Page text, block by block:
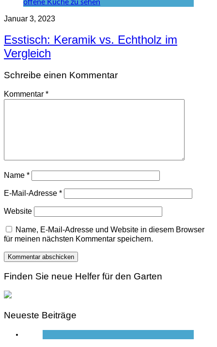
Januar 3, 2023
Esstisch: Keramik vs. Echtholz im
Vergleich
Schreibe einen Kommentar
Kommentar *
Name *
E-Mail-Adresse *
Website
Name, E-Mail-Adresse und Website in diesem Browser
für meinen nächsten Kommentar speichern.
Finden Sie neue Helfer für den Garten
Neueste Beiträge